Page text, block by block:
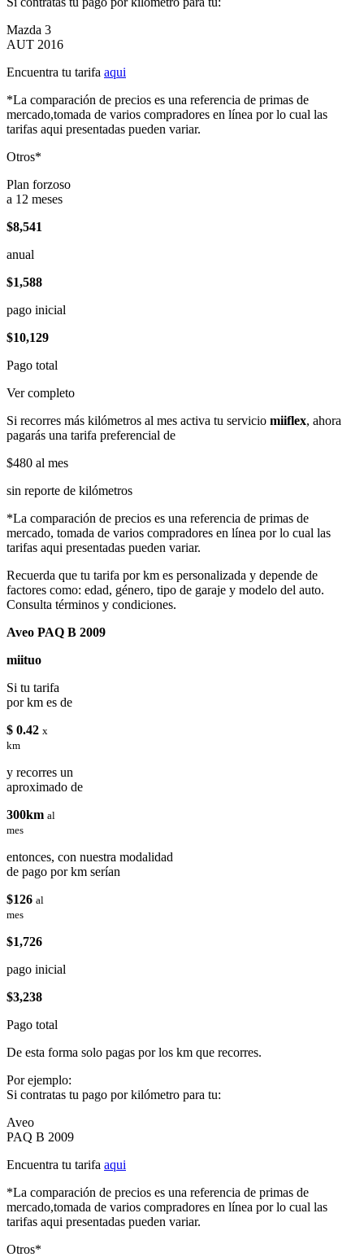
Mazda 3
AUT 2016
Encuentra tu tarifa aqui
*La comparación de precios es una referencia de primas de
mercado,tomada de varios compradores en línea por lo cual las
tarifas aqui presentadas pueden variar.
Otros*
Plan forzoso
a 12 meses
$8,541
anual
$1,588
pago inicial
$10,129
Pago total
Ver completo
Si recorres más kilómetros al mes activa tu servicio miiflex, ahora
pagarás una tarifa preferencial de
$480 al mes
sin reporte de kilómetros
*La comparación de precios es una referencia de primas de
mercado, tomada de varios compradores en línea por lo cual las
tarifas aqui presentadas pueden variar.
Recuerda que tu tarifa por km es personalizada y depende de
factores como: edad, género, tipo de garaje y modelo del auto.
Consulta términos y condiciones.
Aveo PAQ B 2009
miituo
Si tu tarifa
por km es de
$ 0.42 x
km
y recorres un
aproximado de
300km al
mes
entonces, con nuestra modalidad
de pago por km serían
$126 al
mes
$1,726
pago inicial
$3,238
Pago total
De esta forma solo pagas por los km que recorres.
Por ejemplo:
Si contratas tu pago por kilómetro para tu:
Aveo
PAQ B 2009
Encuentra tu tarifa aqui
*La comparación de precios es una referencia de primas de
mercado,tomada de varios compradores en línea por lo cual las
tarifas aqui presentadas pueden variar.
Otros*